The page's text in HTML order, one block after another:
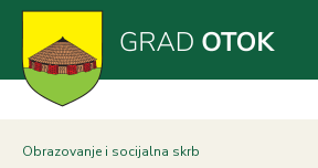
Skoči
glavni
sadržaj
Obrazovanje i socijalna skrb